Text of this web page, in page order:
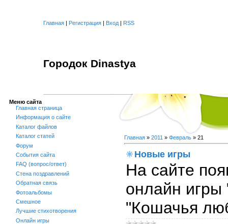
Главная | Регистрация | Вход | RSS
Городок Dinastya
Меню сайта
Главная страница
Информация о сайте
Каталог файлов
Каталог статей
Форум
События сайта
FAQ (вопрос/ответ)
Стена поздравлений
Обратная связь
Фотоальбомы
Смешное
Лучшие стихотворения
Онлайн игры
Главная » 2011 » Февраль » 21
Новые игры
На сайте
онлайн
"Кошачья